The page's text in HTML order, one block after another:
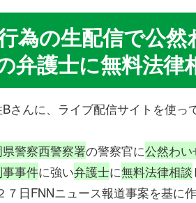
為の生配信で公
弁護士に無料法律
さんに、ライブ配信サイトを使っ
警察西警察署の警察官に公然わ
事件に強い弁護士に無料法律相談
７日FNNニュース報道事案を基に作